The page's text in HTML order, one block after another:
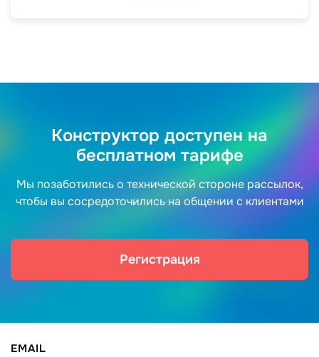
Конструктор доступен на
бесплатном тарифе
Мы позаботились о технической стороне рассылок,
чтобы вы сосредоточились на общении с клиентами
Регистрация
EMAIL